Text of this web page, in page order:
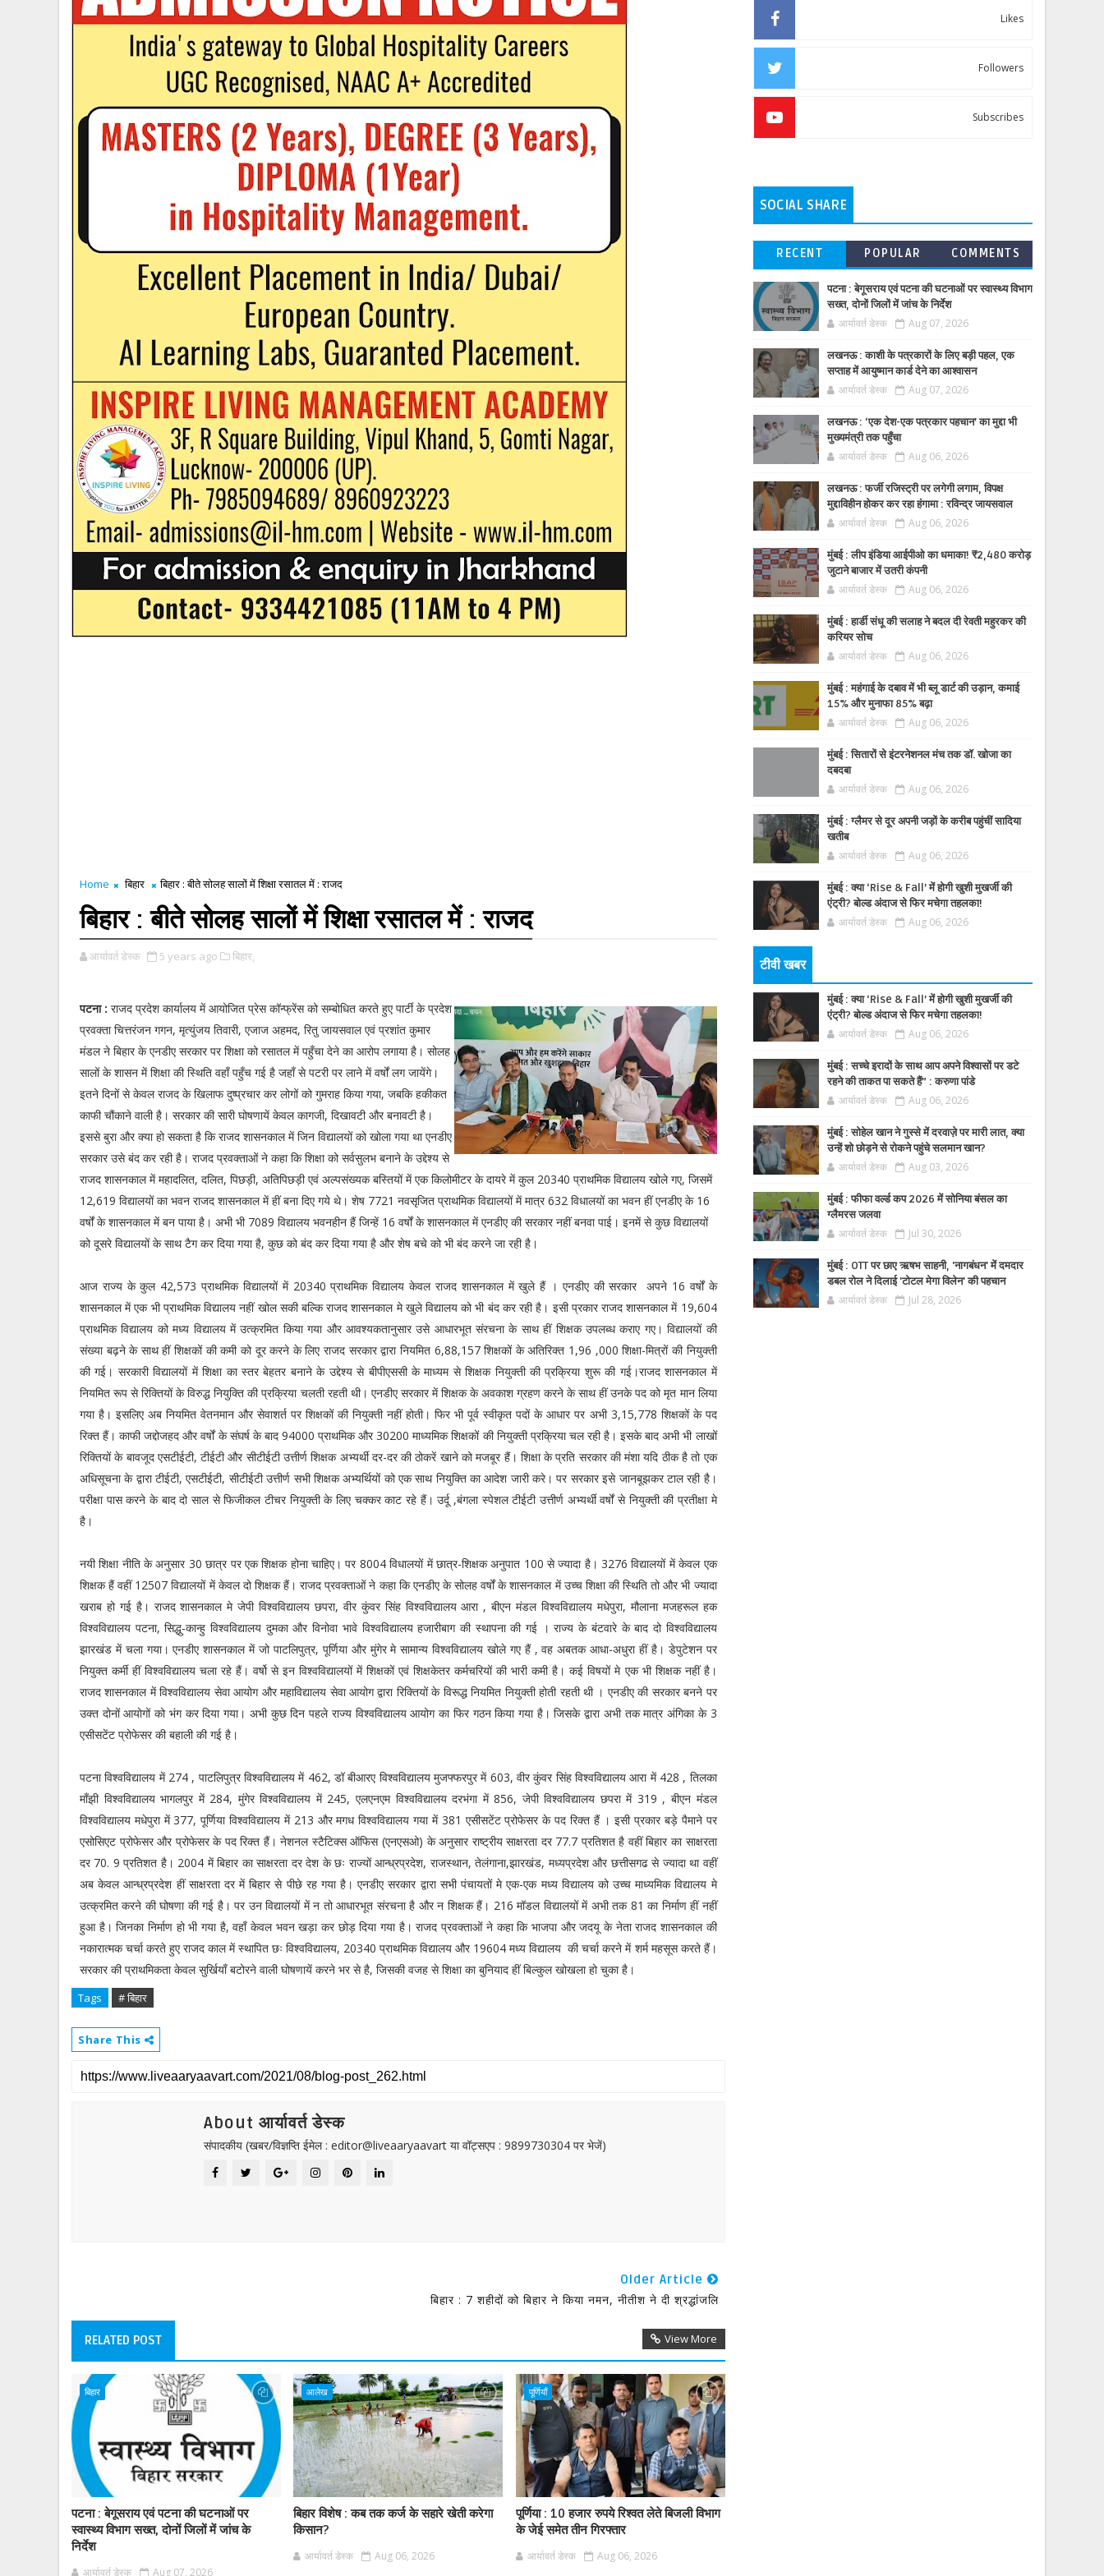
Home बिहार बिहार : बीते सोलह सालों में शिक्षा रसातल में : राजद
बिहार : बीते सोलह सालों में शिक्षा रसातल में : राजद
आर्यावर्त डेस्क 5 years ago बिहार,
पटना : राजद प्रदेश कार्यालय में आयोजित प्रेस कॉन्फ्रेंस को सम्बोधित करते हुए पार्टी के प्रदेश
प्रवक्ता चित्तरंजन गगन, मृत्युंजय तिवारी, एजाज अहमद, रितु जायसवाल एवं प्रशांत कुमार
मंडल ने बिहार के एनडीए सरकार पर शिक्षा को रसातल में पहुँचा देने का आरोप लगाया है। सोलह
सालों के शासन में शिक्षा की स्थिति वहाँ पहुँच गई है जहाँ से पटरी पर लाने में वर्षों लग जायेंगे।
इतने दिनों से केवल राजद के खिलाफ दुष्प्रचार कर लोगों को गुमराह किया गया, जबकि हकीकत
काफी चौंकाने वाली है। सरकार की सारी घोषणायें केवल कागजी, दिखावटी और बनावटी है।
इससे बुरा और क्या हो सकता है कि राजद शासनकाल में जिन विद्यालयों को खोला गया था एनडीए
सरकार उसे बंद कर रही है। राजद प्रवक्ताओं ने कहा कि शिक्षा को सर्वसुलभ बनाने के उद्देश्य से
राजद शासनकाल में महादलित, दलित, पिछड़ी, अतिपिछड़ी एवं अल्पसंख्यक बस्तियों में एक किलोमीटर के दायरे में कुल 20340 प्राथमिक विद्यालय खोले गए, जिसमें
12,619 विद्यालयों का भवन राजद शासनकाल में हीं बना दिए गये थे। शेष 7721 नवसृजित प्राथमिक विद्यालयों में मात्र 632 विधालयों का भवन हीं एनडीए के 16
वर्षों के शासनकाल में बन पाया है। अभी भी 7089 विद्यालय भवनहीन हैं जिन्हें 16 वर्षों के शासनकाल में एनडीए की सरकार नहीं बनवा पाई। इनमें से कुछ विद्यालयों
को दूसरे विद्यालयों के साथ टैग कर दिया गया है, कुछ को बंद कर दिया गया है और शेष बचे को भी बंद करने जा रही है।
आज राज्य के कुल 42,573 प्राथमिक विद्यालयों में 20340 प्राथमिक विद्यालय केवल राजद शासनकाल में खुले हैं । एनडीए की सरकार अपने 16 वर्षों के
शासनकाल में एक भी प्राथमिक विद्यालय नहीं खोल सकी बल्कि राजद शासनकाल मे खुले विद्यालय को भी बंद कर रही है। इसी प्रकार राजद शासनकाल में 19,604
प्राथमिक विद्यालय को मध्य विद्यालय में उत्क्रमित किया गया और आवश्यकतानुसार उसे आधारभूत संरचना के साथ हीं शिक्षक उपलब्ध कराए गए। विद्यालयों की
संख्या बढ़ने के साथ हीं शिक्षकों की कमी को दूर करने के लिए राजद सरकार द्वारा नियमित 6,88,157 शिक्षकों के अतिरिक्त 1,96 ,000 शिक्षा-मित्रों की नियुक्ती
की गई। सरकारी विद्यालयों में शिक्षा का स्तर बेहतर बनाने के उद्देश्य से बीपीएससी के माध्यम से शिक्षक नियुक्ती की प्रक्रिया शुरू की गई।राजद शासनकाल में
नियमित रूप से रिक्तियों के विरुद्ध नियुक्ति की प्रक्रिया चलती रहती थी। एनडीए सरकार में शिक्षक के अवकाश ग्रहण करने के साथ हीं उनके पद को मृत मान लिया
गया है। इसलिए अब नियमित वेतनमान और सेवाशर्त पर शिक्षकों की नियुक्ती नहीं होती। फिर भी पूर्व स्वीकृत पदों के आधार पर अभी 3,15,778 शिक्षकों के पद
रिक्त हैं। काफी जद्दोजहद और वर्षों के संघर्ष के बाद 94000 प्राथमिक और 30200 माध्यमिक शिक्षकों की नियुक्ती प्रक्रिया चल रही है। इसके बाद अभी भी लाखों
रिक्तियों के बावजूद एसटीईटी, टीईटी और सीटीईटी उत्तीर्ण शिक्षक अभ्यर्थी दर-दर की ठोकरें खाने को मजबूर हैं। शिक्षा के प्रति सरकार की मंशा यदि ठीक है तो एक
अधिसूचना के द्वारा टीईटी, एसटीईटी, सीटीईटी उत्तीर्ण सभी शिक्षक अभ्यर्थियों को एक साथ नियुक्ति का आदेश जारी करे। पर सरकार इसे जानबूझकर टाल रही है।
परीक्षा पास करने के बाद दो साल से फिजीकल टीचर नियुक्ती के लिए चक्कर काट रहे हैं। उर्दू ,बंगला स्पेशल टीईटी उत्तीर्ण अभ्यर्थी वर्षों से नियुक्ती की प्रतीक्षा मे
है।
नयी शिक्षा नीति के अनुसार 30 छात्र पर एक शिक्षक होना चाहिए। पर 8004 विधालयों में छात्र-शिक्षक अनुपात 100 से ज्यादा है। 3276 विद्यालयों में केवल एक
शिक्षक हैं वहीं 12507 विद्यालयों में केवल दो शिक्षक हैं। राजद प्रवक्ताओं ने कहा कि एनडीए के सोलह वर्षों के शासनकाल में उच्च शिक्षा की स्थिति तो और भी ज्यादा
खराब हो गई है। राजद शासनकाल मे जेपी विश्वविद्यालय छपरा, वीर कुंवर सिंह विश्वविद्यालय आरा , बीएन मंडल विश्वविद्यालय मधेपुरा, मौलाना मजहरूल हक
विश्वविद्यालय पटना, सिद्धु-कान्हु विश्वविद्यालय दुमका और विनोवा भावे विश्वविद्यालय हजारीबाग की स्थापना की गई । राज्य के बंटवारे के बाद दो विश्वविद्यालय
झारखंड में चला गया। एनडीए शासनकाल में जो पाटलिपुत्र, पूर्णिया और मुंगेर मे सामान्य विश्वविद्यालय खोले गए हैं , वह अबतक आधा-अधुरा हीं है। डेपुटेशन पर
नियुक्त कर्मी हीं विश्वविद्यालय चला रहे हैं। वर्षो से इन विश्वविद्यालयों में शिक्षकों एवं शिक्षकेतर कर्मचरियों की भारी कमी है। कई विषयों मे एक भी शिक्षक नहीं है।
राजद शासनकाल में विश्वविद्यालय सेवा आयोग और महाविद्यालय सेवा आयोग द्वारा रिक्तियों के विरूद्ध नियमित नियुक्ती होती रहती थी । एनडीए की सरकार बनने पर
उक्त दोनों आयोगों को भंग कर दिया गया। अभी कुछ दिन पहले राज्य विश्वविद्यालय आयोग का फिर गठन किया गया है। जिसके द्वारा अभी तक मात्र अंगिका के 3
एसीसटेंट प्रोफेसर की बहाली की गई है।
पटना विश्वविद्यालय में 274 , पाटलिपुत्र विश्वविद्यालय में 462, डॉ बीआरए विश्वविद्यालय मुजफ्फरपुर में 603, वीर कुंवर सिंह विश्वविद्यालय आरा में 428 , तिलका
माँझी विश्वविद्यालय भागलपुर में 284, मुंगेर विश्वविद्यालय में 245, एलएनएम विश्वविद्यालय दरभंगा में 856, जेपी विश्वविद्यालय छपरा में 319 , बीएन मंडल
विश्वविद्यालय मधेपुरा में 377, पूर्णिया विश्वविद्यालय में 213 और मगध विश्वविद्यालय गया में 381 एसीसटेंट प्रोफेसर के पद रिक्त हैं । इसी प्रकार बड़े पैमाने पर
एसोसिएट प्रोफेसर और प्रोफेसर के पद रिक्त हैं। नेशनल स्टैटिक्स ऑफिस (एनएसओ) के अनुसार राष्ट्रीय साक्षरता दर 77.7 प्रतिशत है वहीं बिहार का साक्षरता
दर 70. 9 प्रतिशत है। 2004 में बिहार का साक्षरता दर देश के छः राज्यों आन्ध्रप्रदेश, राजस्थान, तेलंगाना,झारखंड, मध्यप्रदेश और छत्तीसगढ से ज्यादा था वहीं
अब केवल आन्ध्रप्रदेश हीं साक्षरता दर में बिहार से पीछे रह गया है। एनडीए सरकार द्वारा सभी पंचायतों मे एक-एक मध्य विद्यालय को उच्च माध्यमिक विद्यालय मे
उत्क्रमित करने की घोषणा की गई है। पर उन विद्यालयों में न तो आधारभूत संरचना है और न शिक्षक हैं। 216 मॉडल विद्यालयों में अभी तक 81 का निर्माण हीं नहीं
हुआ है। जिनका निर्माण हो भी गया है, वहाँ केवल भवन खड़ा कर छोड़ दिया गया है। राजद प्रवक्ताओं ने कहा कि भाजपा और जदयू के नेता राजद शासनकाल की
नकारात्मक चर्चा करते हुए राजद काल में स्थापित छः विश्वविद्यालय, 20340 प्राथमिक विद्यालय और 19604 मध्य विद्यालय की चर्चा करने में शर्म महसूस करते हैं।
सरकार की प्राथमिकता केवल सुर्खियाँ बटोरने वाली घोषणायें करने भर से है, जिसकी वजह से शिक्षा का बुनियाद हीं बिल्कुल खोखला हो चुका है।
Tags # बिहार
Share This
About आर्यावर्त डेस्क
संपादकीय (खबर/विज्ञप्ति ईमेल : editor@liveaaryaavart या वॉट्सएप : 9899730304 पर भेजें)
Older Article
बिहार : 7 शहीदों को बिहार ने किया नमन, नीतीश ने दी श्रद्धांजलि
RELATED POST View More
बिहार
पटना : बेगूसराय एवं पटना की घटनाओं पर
स्वास्थ्य विभाग सख्त, दोनों जिलों में जांच के
निर्देश
आर्यावर्त डेस्क Aug 07, 2026
आलेख
बिहार विशेष : कब तक कर्ज के सहारे खेती करेगा
किसान?
आर्यावर्त डेस्क Aug 06, 2026
पूर्णियाँ
पूर्णिया : 10 हजार रुपये रिश्वत लेते बिजली विभाग
के जेई समेत तीन गिरफ्तार
आर्यावर्त डेस्क Aug 06, 2026
Likes
Followers
Subscribes
SOCIAL SHARE
RECENT POPULAR COMMENTS
पटना : बेगूसराय एवं पटना की घटनाओं पर स्वास्थ्य विभाग
सख्त, दोनों जिलों में जांच के निर्देश
आर्यावर्त डेस्क Aug 07, 2026
लखनऊ : काशी के पत्रकारों के लिए बड़ी पहल, एक
सप्ताह में आयुष्मान कार्ड देने का आश्वासन
आर्यावर्त डेस्क Aug 07, 2026
लखनऊ : ‘एक देश-एक पत्रकार पहचान’ का मुद्दा भी
मुख्यमंत्री तक पहुँचा
आर्यावर्त डेस्क Aug 06, 2026
लखनऊ : फर्जी रजिस्ट्री पर लगेगी लगाम, विपक्ष
मुद्दाविहीन होकर कर रहा हंगामा : रविन्द्र जायसवाल
आर्यावर्त डेस्क Aug 06, 2026
मुंबई : लीप इंडिया आईपीओ का धमाका! ₹2,480 करोड़
जुटाने बाजार में उतरी कंपनी
आर्यावर्त डेस्क Aug 06, 2026
मुंबई : हार्डी संधू की सलाह ने बदल दी रेवती महुरकर की
करियर सोच
आर्यावर्त डेस्क Aug 06, 2026
मुंबई : महंगाई के दबाव में भी ब्लू डार्ट की उड़ान, कमाई
15% और मुनाफा 85% बढ़ा
आर्यावर्त डेस्क Aug 06, 2026
मुंबई : सितारों से इंटरनेशनल मंच तक डॉ. खोजा का
दबदबा
आर्यावर्त डेस्क Aug 06, 2026
मुंबई : ग्लैमर से दूर अपनी जड़ों के करीब पहुंचीं सादिया
खतीब
आर्यावर्त डेस्क Aug 06, 2026
मुंबई : क्या ‘Rise & Fall’ में होगी खुशी मुखर्जी की
एंट्री? बोल्ड अंदाज से फिर मचेगा तहलका!
आर्यावर्त डेस्क Aug 06, 2026
टीवी खबर
मुंबई : क्या ‘Rise & Fall’ में होगी खुशी मुखर्जी की
एंट्री? बोल्ड अंदाज से फिर मचेगा तहलका!
आर्यावर्त डेस्क Aug 06, 2026
मुंबई : सच्चे इरादों के साथ आप अपने विश्वासों पर डटे
रहने की ताकत पा सकते हैं” : करुणा पांडे
आर्यावर्त डेस्क Aug 06, 2026
मुंबई : सोहेल खान ने गुस्से में दरवाज़े पर मारी लात, क्या
उन्हें शो छोड़ने से रोकने पहुंचे सलमान खान?
आर्यावर्त डेस्क Aug 03, 2026
मुंबई : फीफा वर्ल्ड कप 2026 में सोनिया बंसल का
ग्लैमरस जलवा
आर्यावर्त डेस्क Jul 30, 2026
मुंबई : OTT पर छाए ऋषभ साहनी, 'नागबंधन' में दमदार
डबल रोल ने दिलाई 'टोटल मेगा विलेन' की पहचान
आर्यावर्त डेस्क Jul 28, 2026